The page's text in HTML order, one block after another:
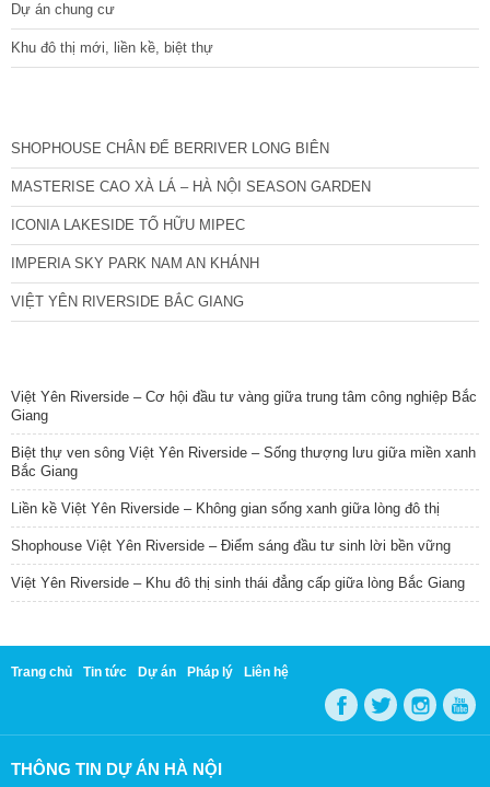
Dự án chung cư
Khu đô thị mới, liền kề, biệt thự
SHOPHOUSE CHÂN ĐẾ BERRIVER LONG BIÊN
MASTERISE CAO XÀ LÁ – HÀ NỘI SEASON GARDEN
ICONIA LAKESIDE TỐ HỮU MIPEC
IMPERIA SKY PARK NAM AN KHÁNH
VIỆT YÊN RIVERSIDE BẮC GIANG
Việt Yên Riverside – Cơ hội đầu tư vàng giữa trung tâm công nghiệp Bắc
Giang
Biệt thự ven sông Việt Yên Riverside – Sống thượng lưu giữa miền xanh
Bắc Giang
Liền kề Việt Yên Riverside – Không gian sống xanh giữa lòng đô thị
Shophouse Việt Yên Riverside – Điểm sáng đầu tư sinh lời bền vững
Việt Yên Riverside – Khu đô thị sinh thái đẳng cấp giữa lòng Bắc Giang
Trang chủ Tin tức Dự án Pháp lý Liên hệ
THÔNG TIN DỰ ÁN HÀ NỘI